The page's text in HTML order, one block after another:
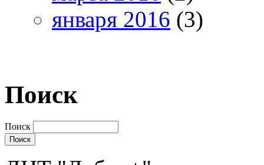
января 2016 (3)
Поиск
Поиск